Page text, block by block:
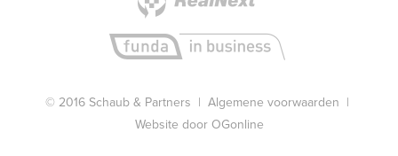
© 2016 Schaub & Partners | Algemene voorwaarden |
Website door OGonline